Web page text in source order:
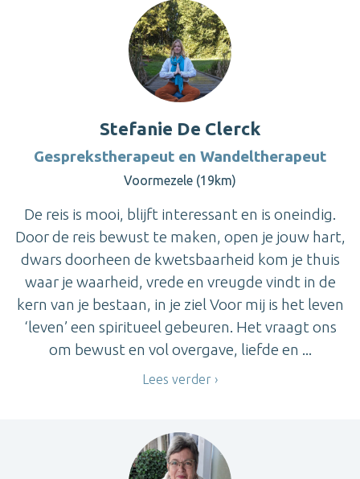
Stefanie De Clerck
Gesprekstherapeut en Wandeltherapeut
Voormezele (19km)
De reis is mooi, blijft interessant en is oneindig.
Door de reis bewust te maken, open je jouw hart,
dwars doorheen de kwetsbaarheid kom je thuis
waar je waarheid, vrede en vreugde vindt in de
kern van je bestaan, in je ziel Voor mij is het leven
‘leven’ een spiritueel gebeuren. Het vraagt ons
om bewust en vol overgave, liefde en ...
Lees verder